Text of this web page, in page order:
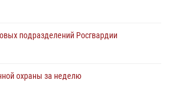
подразделений Росгвардии
охраны за неделю